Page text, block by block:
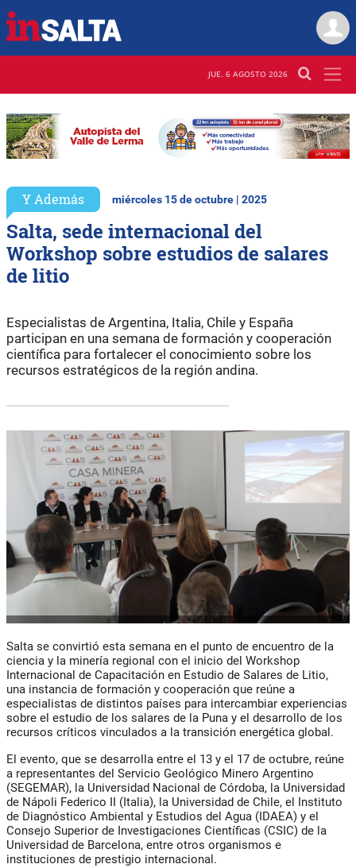
JUE. 6 AGOSTO 2026
Y Además miércoles 15 de octubre | 2025
Salta, sede internacional del
Workshop sobre estudios de salares
de litio
Especialistas de Argentina, Italia, Chile y España
participan en una semana de formación y cooperación
científica para fortalecer el conocimiento sobre los
recursos estratégicos de la región andina.
Salta se convirtió esta semana en el punto de encuentro de la
ciencia y la minería regional con el inicio del Workshop
Internacional de Capacitación en Estudio de Salares de Litio,
una instancia de formación y cooperación que reúne a
especialistas de distintos países para intercambiar experiencias
sobre el estudio de los salares de la Puna y el desarrollo de los
recursos críticos vinculados a la transición energética global.
El evento, que se desarrolla entre el 13 y el 17 de octubre, reúne
a representantes del Servicio Geológico Minero Argentino
(SEGEMAR), la Universidad Nacional de Córdoba, la Universidad
de Nápoli Federico II (Italia), la Universidad de Chile, el Instituto
de Diagnóstico Ambiental y Estudios del Agua (IDAEA) y el
Consejo Superior de Investigaciones Científicas (CSIC) de la
Universidad de Barcelona, entre otros organismos e
instituciones de prestigio internacional.